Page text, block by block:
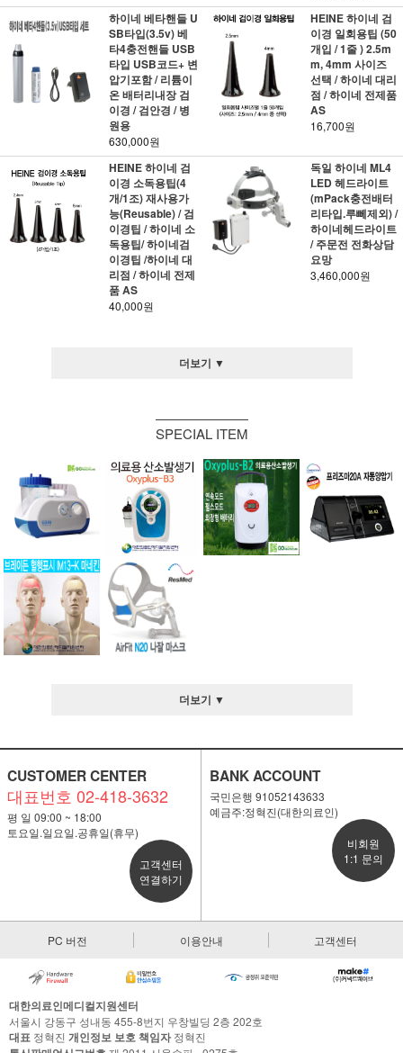
하이네 베타핸들 U
SB타입(3.5v) 베
타4충전핸들 USB
타입 USB코드+ 변
압기포함 / 리튬이
온 배터리내장 검
이경 / 검안경 / 병
원용
630,000원
HEINE 하이네 검
이경 일회용팁 (50
개입 / 1줄 ) 2.5m
m, 4mm 사이즈
선택 / 하이네 대리
점 / 하이네 전제품
AS
16,700원
HEINE 하이네 검
이경 소독용팁(4
개/1조) 재사용가
능(Reusable) / 검
이경팁 / 하이네 소
독용팁/ 하이네검
이경팁 /하이네 대
리점 / 하이네 전제
품 AS
40,000원
독일 하이네 ML4
LED 헤드라이트
(mPack충전배터
리타입.루뻬제외) /
하이네헤드라이트
/ 주문전 전화상담
요망
3,460,000원
더보기 ▼
SPECIAL ITEM
더보기 ▼
CUSTOMER CENTER
대표번호 02-418-3632
평 일 09:00 ~ 18:00
토요일.일요일.공휴일(휴무)
고객센터
연결하기
BANK ACCOUNT
국민은행 91052143633
예금주:정혁진(대한의료인)
비회원
1:1 문의
PC 버전 이용안내 고객센터
대한의료인메디컬지원센터
서울시 강동구 성내동 455-8번지 우창빌딩 2층 202호
대표 정혁진 개인정보 보호 책임자정혁진